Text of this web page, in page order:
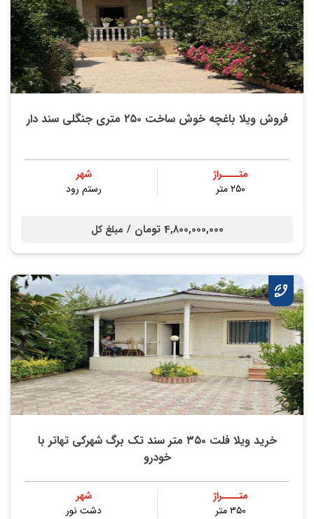
فروش ویلا باغچه خوش ساخت ۲۵۰ متری جنگلی سند دار
متــــراژ
۲۵۰ متر
شهر
رستم رود
4,800,000,000 تومان / مبلغ کل
خرید ویلا فلت ۳۵۰ متر سند تک برگ شهرکی تهاتر با
خودرو
متــــراژ
۳۵۰ متر
شهر
دشت نور